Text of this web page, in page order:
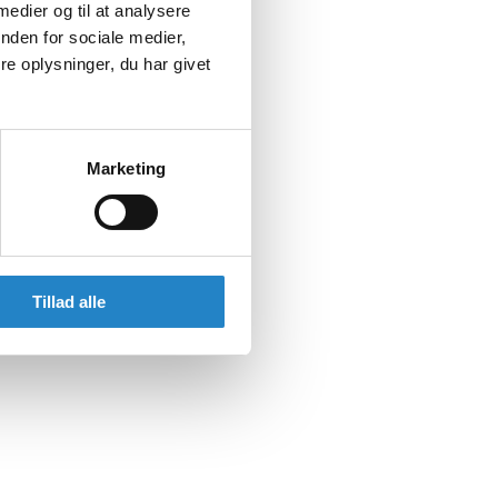
og til at analysere
for sociale medier,
oplysninger, du har givet
Marketing
Tillad alle